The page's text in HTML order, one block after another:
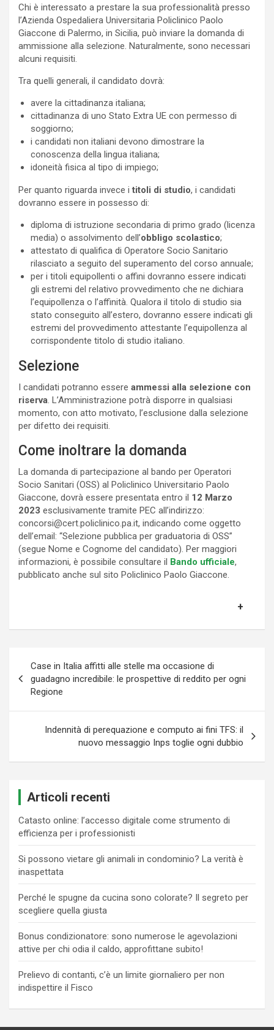
Chi è interessato a prestare la sua professionalità presso
l’Azienda Ospedaliera Universitaria Policlinico Paolo
Giaccone di Palermo, in Sicilia, può inviare la domanda di
ammissione alla selezione. Naturalmente, sono necessari
alcuni requisiti.
Tra quelli generali, il candidato dovrà:
avere la cittadinanza italiana;
cittadinanza di uno Stato Extra UE con permesso di
soggiorno;
i candidati non italiani devono dimostrare la
conoscenza della lingua italiana;
idoneità fisica al tipo di impiego;
Per quanto riguarda invece ititoli di studio, i candidati
dovranno essere in possesso di:
diploma di istruzione secondaria di primo grado (licenza
media) o assolvimento dell’obbligo scolastico;
attestato di qualifica di Operatore Socio Sanitario
rilasciato a seguito del superamento del corso annuale;
per i titoli equipollenti o affini dovranno essere indicati
gli estremi del relativo provvedimento che ne dichiara
l’equipollenza o l’affinità. Qualora il titolo di studio sia
stato conseguito all’estero, dovranno essere indicati gli
estremi del provvedimento attestante l’equipollenza al
corrispondente titolo di studio italiano.
Selezione
I candidati potranno essere ammessi alla selezione con
riserva . L’Amministrazione potrà disporre in qualsiasi
momento, con atto motivato, l’esclusione dalla selezione
per difetto dei requisiti.
Come inoltrare la domanda
La domanda di partecipazione al bando per Operatori
Socio Sanitari (OSS) al Policlinico Universitario Paolo
Giaccone, dovrà essere presentata entro il 12 Marzo
2023 esclusivamente tramite PEC all’indirizzo:
concorsi@cert.policlinico.pa.it, indicando come oggetto
dell’email: “Selezione pubblica per graduatoria di OSS”
(segue Nome e Cognome del candidato). Per maggiori
informazioni, è possibile consultare il Bando ufficiale,
pubblicato anche sul sito Policlinico Paolo Giaccone.
articoli
Case in Italia affitti alle stelle ma occasione di
guadagno incredibile: le prospettive di reddito per ogni
Regione
Indennità di perequazione e computo ai fini TFS: il
nuovo messaggio Inps toglie ogni dubbio
Articoli recenti
Catasto online: l’accesso digitale come strumento di
efficienza per i professionisti
Si possono vietare gli animali in condominio? La verità è
inaspettata
Perché le spugne da cucina sono colorate? Il segreto per
scegliere quella giusta
Bonus condizionatore: sono numerose le agevolazioni
attive per chi odia il caldo, approfittane subito!
Prelievo di contanti, c’è un limite giornaliero per non
indispettire il Fisco